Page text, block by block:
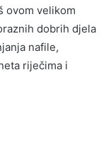
ovom velikom
dobrih djela
nafile,
riječima i